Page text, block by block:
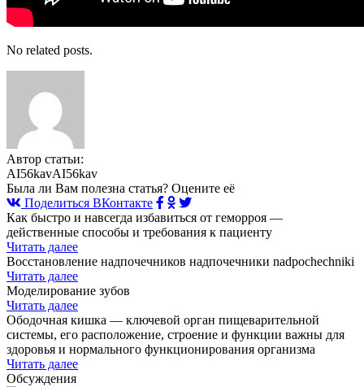
No related posts.
Автор статьи:
AI56kavAI56kav
Была ли Вам полезна статья? Оцените её
Поделиться ВКонтакте
Как быстро и навсегда избавиться от геморроя —
действенные способы и требования к пациенту
Читать далее
Восстановление надпочечников надпочечники nadpochechniki
Читать далее
Моделирование зубов
Читать далее
Ободочная кишка — ключевой орган пищеварительной
системы, его расположение, строение и функции важны для
здоровья и нормального функционирования организма
Читать далее
Обсуждения